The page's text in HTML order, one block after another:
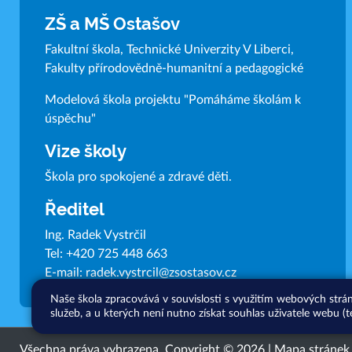
ZŠ a MŠ Ostašov
Fakultní škola, Technické Univerzity V Liberci,
Fakulty přírodovědně-humanitní a pedagogické
Modelová škola projektu "Pomáháme školám k
úspěchu"
Vize školy
Škola pro spokojené a zdravé děti.
Ředitel
Ing. Radek Vystrčil
Tel: +420 725 448 663
E-mail: radek.vystrcil@zsostasov.cz
Naše škola zpracovává v souvislosti s využitím webových
služeb, a u kterých není nutno získat souhlas uživatele webu